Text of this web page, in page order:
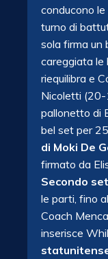
conducono
turno di
sola firma un
careggiata le
riequilibra e
Nicoletti (20-
pallonetto di
bel set per
di Moki De
firmato da
Secondo
le parti, fino
Coach
inserisce